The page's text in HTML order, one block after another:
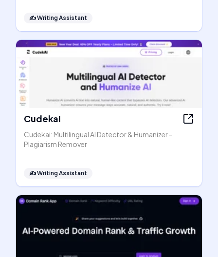
✍️Writing Assistant
Cudekai
Cudekai: Multilingual AI Detector & Humanizer -
Plagiarism Remover
✍️Writing Assistant